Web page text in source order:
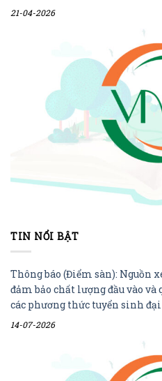
21-04-2026
TIN NỔI BẬT
Thông báo (Điểm sàn): Nguồn
đảm bảo chất lượng đầu vào
các phương thức tuyển sinh
14-07-2026